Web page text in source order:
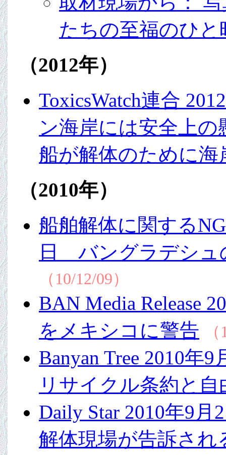
たちの至福のひと
（2012年）
ToxicsWatch連合
ン海岸には安全上
船が解体のために
（2010年）
船舶解体に関する
日 バングラデシュ
（10/12/09）
BAN Media Release
をメキシコに警告
Banyan Tree 2010
リサイクル条約と
Daily Star 2010年9
解体現場が告訴され